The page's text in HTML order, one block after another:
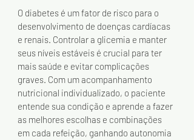
O diabetes é um fator de risco para o
desenvolvimento de doenças cardíacas
e renais. Controlar a glicemia e manter
seus níveis estáveis é crucial para ter
mais saúde e evitar complicações
graves. Com um acompanhamento
nutricional individualizado, o paciente
entende sua condição e aprende a fazer
as melhores escolhas e combinações
em cada refeição, ganhando autonomia